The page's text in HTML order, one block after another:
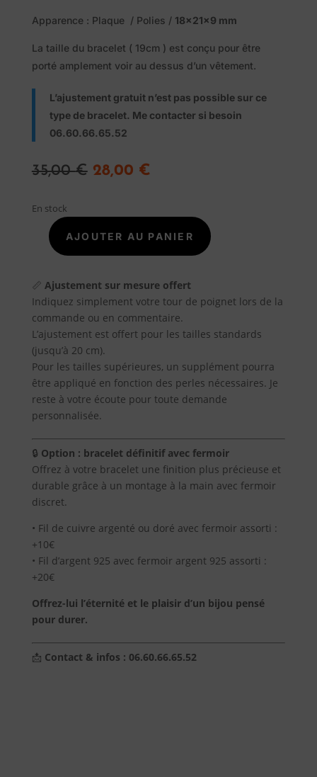
Pierres
Alep
A
propos
Blog
Contact
Apparence : Plaque / Polies / 18x21x9 mm
La taille du bracelet ( 19cm ) est conçu pour être
porté amplement voir au dessus d’un vêtement.
L’ajustement gratuit n’est pas possible sur ce
type de bracelet. Me contacter si besoin
06.60.66.65.52
35,00€ Le
était :
35,00 €.
28,00 €Le
est :
28,00 €.
En stock
quantité
PLAQUE
QUARTZ
QUALITÉ
AA
AJOUTER AU PANIER
📏 Ajustement sur mesure offert
Indiquez simplement votre tour de poignet lors de la
commande ou en commentaire.
L’ajustement est offert pour les tailles standards
(jusqu’à 20 cm).
Pour les tailles supérieures, un supplément pourra
être appliqué en fonction des perles nécessaires. Je
reste à votre écoute pour toute demande
personnalisée.
🔒 Option : bracelet définitif avec fermoir
Offrez à votre bracelet une finition plus précieuse et
durable grâce à un montage à la main avec fermoir
discret.
• Fil de cuivre argenté ou doré avec fermoir assorti :
+10€
• Fil d’argent 925 avec fermoir argent 925 assorti :
+20€
Offrez-lui l’éternité et le plaisir d’un bijou pensé
pour durer.
📩 Contact & infos : 06.60.66.65.52